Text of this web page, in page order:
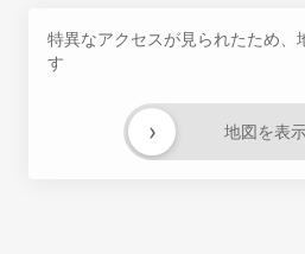
特異なアクセスが見られたため、
す
地図を表
›